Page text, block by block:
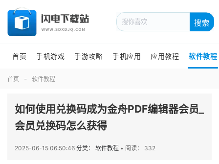
搜索
首页 手机游戏 手游攻略 手机应用 应用教程 软件教程
首页 软件教程
如何使用兑换码成为金舟PDF编辑器会员_
会员兑换码怎么获得
2025-06-15 06:50:46 分类： 软件教程 • 阅读： 332